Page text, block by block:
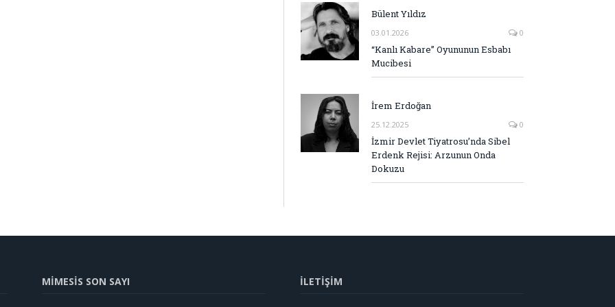
Bülent Yıldız
03.01.2026 0
“Kanlı Kabare” Oyununun Esbabı
Mucibesi
İrem Erdoğan
25.12.2025 0
İzmir Devlet Tiyatrosu’nda Sibel
Erdenk Rejisi: Arzunun Onda
Dokuzu
MİMESİS SON SAYI İLETİŞİM